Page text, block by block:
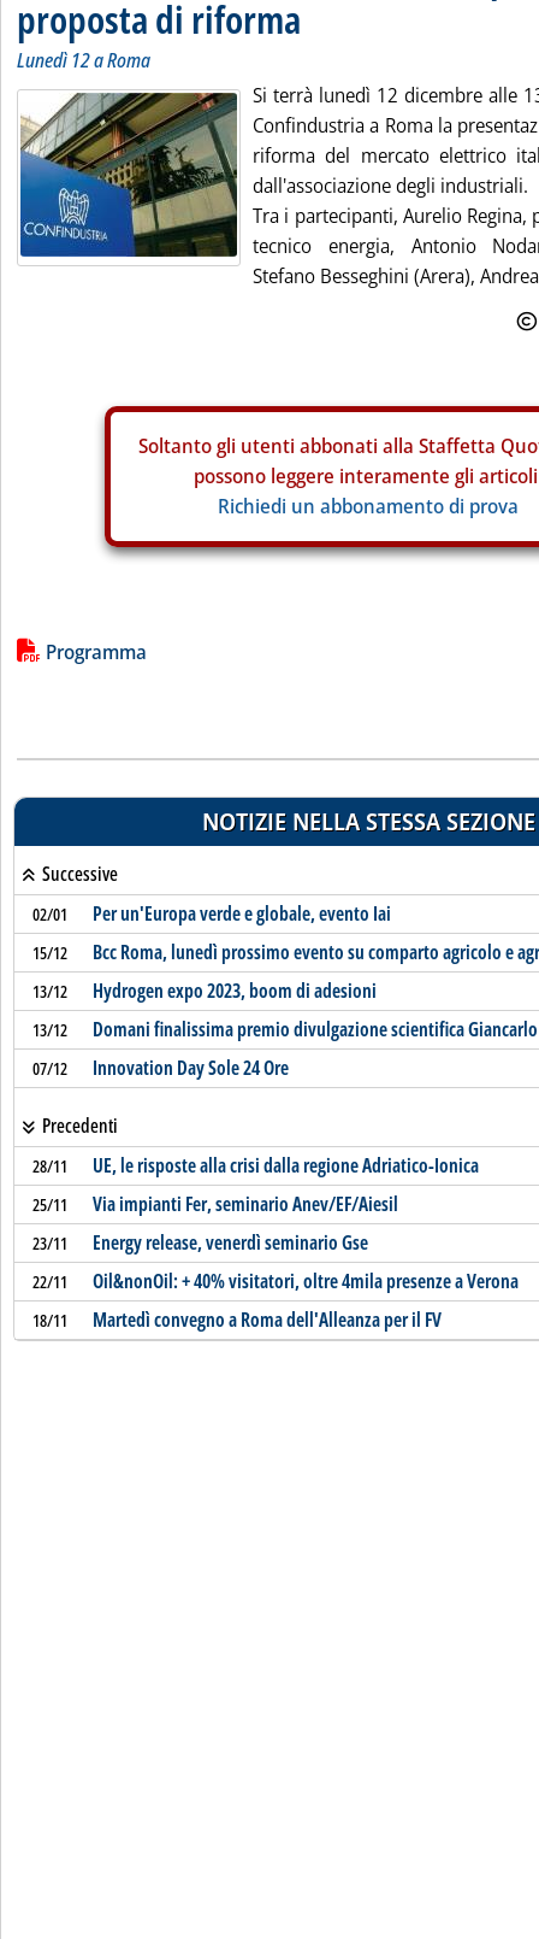
proposta di riforma
Lunedì 12 a Roma
Si terrà lunedì 12 dicembre alle
Confindustria a Roma la
riforma del mercato elettrico
dall'associazione degli industriali.
Tra i partecipanti, Aurelio Regina,
tecnico energia, Antonio
Stefano Besseghini (Arera),
Soltanto gli utenti abbonati alla Staffetta
possono leggere interamente gli
Richiedi un abbonamento di prova
Lista allegati PDF alla notizia
Programma
NOTIZIE NELLA STESSA SEZIONE
Successive
02/01 Per un'Europa verde e globale, evento Iai
15/12 Bcc Roma, lunedì prossimo evento su comparto agricolo e
13/12 Hydrogen expo 2023, boom di adesioni
13/12 Domani finalissima premio divulgazione scientifica
07/12 Innovation Day Sole 24 Ore
Precedenti
28/11 UE, le risposte alla crisi dalla regione Adriatico-Ionica
25/11 Via impianti Fer, seminario Anev/EF/Aiesil
23/11 Energy release, venerdì seminario Gse
22/11 Oil&nonOil: + 40% visitatori, oltre 4mila presenze a Verona
18/11 Martedì convegno a Roma dell'Alleanza per il FV